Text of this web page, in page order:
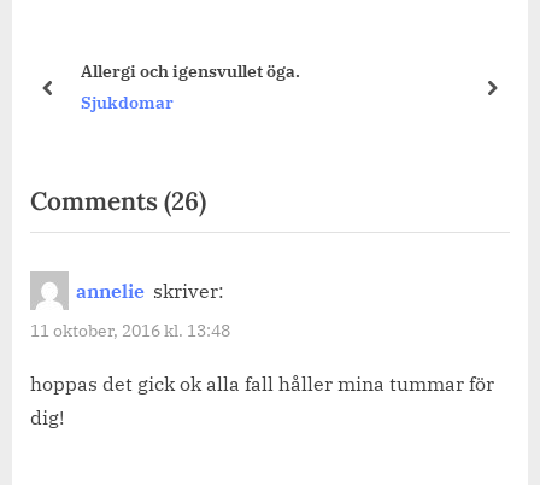
Allergi och igensvullet öga.
Sjukdomar
prev next
Comments(26)on
“Astma
annelie skriver:
11 oktober, 2016 kl. 13:48
hoppas det gick ok alla fall håller mina tummar för
dig!